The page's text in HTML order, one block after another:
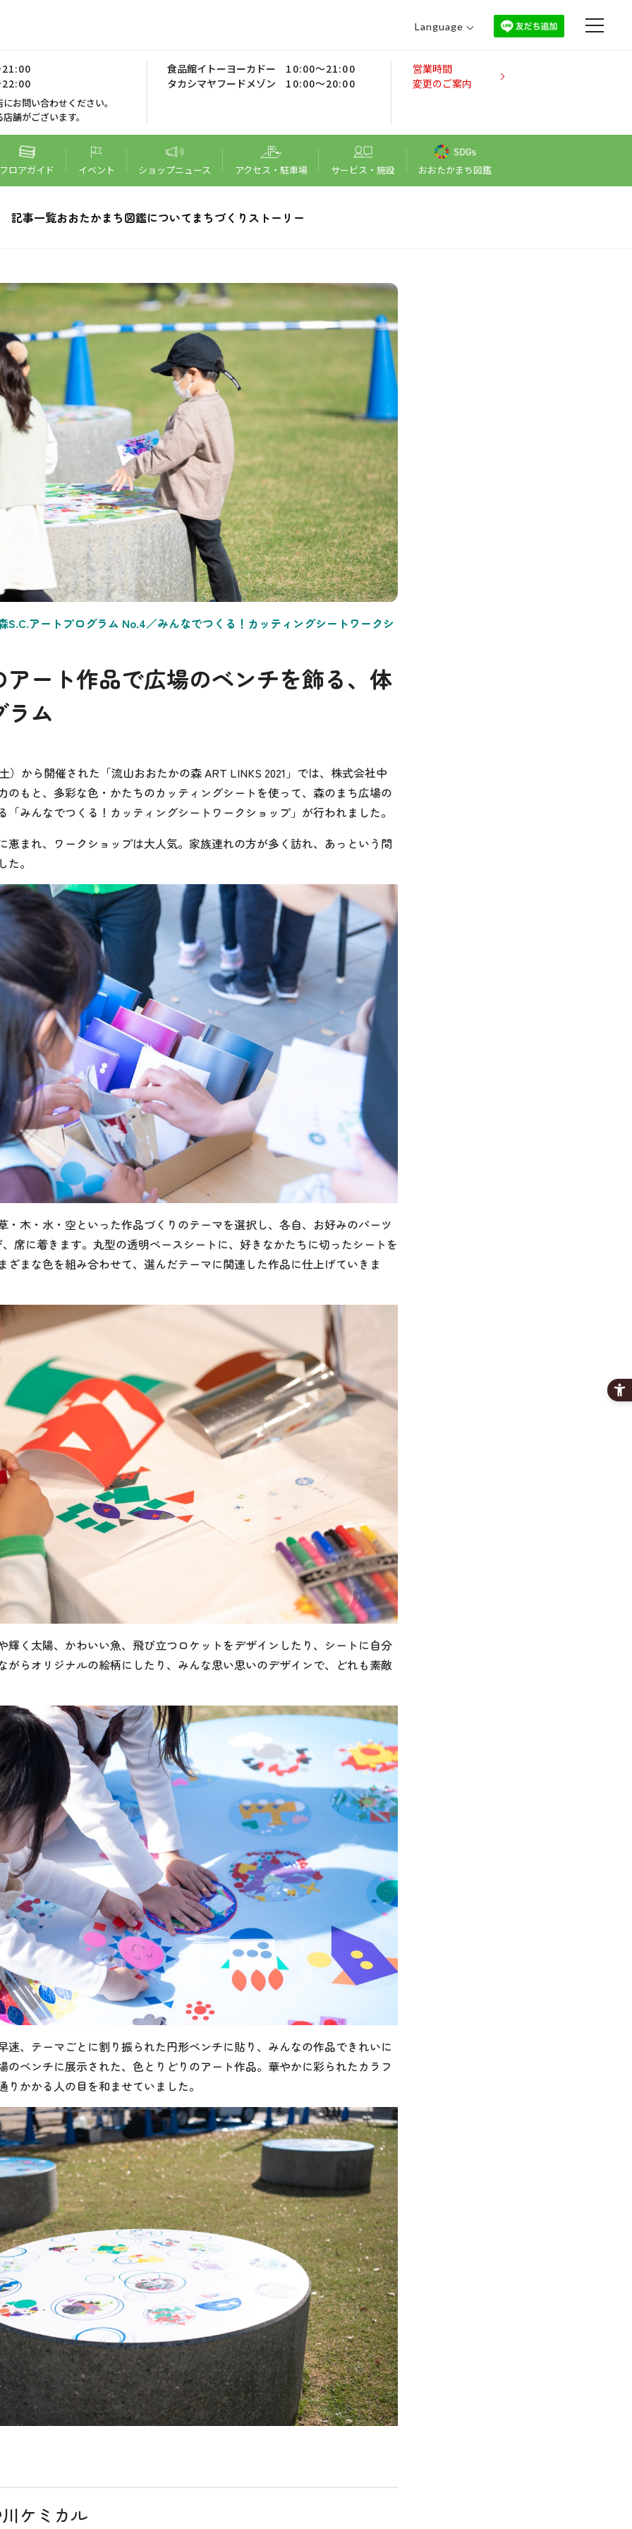
Language
English
中文（繁體）
한국어
お問い合わせください。
舗がございます。
食品館イトーヨーカドー
10:00～21:00
タカシマヤフードメゾン
10:00～20:00
営業時間
変更のご案内
フロアガイド イベント ショップニュース アクセス・ 駐車場 サービス・施設 おおたかまち図鑑
記事一覧おおたかまち図鑑について まちづくりストーリー
S.C.アートプログラム No.4／みんなでつくる！カッティングシートワークシ
アート作品で広場のベンチを飾る、体
ラム
）から開催された「流山おおたかの森 ART LINKS 2021」では、株式会社中
のもと、多彩な色・かたちのカッティングシートを使って、森のまち広場の
「みんなでつくる！カッティングシートワークショップ」が行われました。
恵まれ、ワークショップは大人気。家族連れの方が多く訪れ、あっという間
。
・木・水・空といった作品づくりのテーマを選択し、各自、お好みのパーツ
席に着きます。丸型の透明ベースシートに、好きなかたちに切ったシートを
ざまな色を組み合わせて、選んだテーマに関連した作品に仕上げていきま
輝く太陽、かわいい魚、飛び立つロケットをデザインしたり、シートに自分
がらオリジナルの絵柄にしたり、みんな思い思いのデザインで、どれも素敵
速、テーマごとに割り振られた円形ベンチに貼り、みんなの作品できれいに
のベンチに展示された、色とりどりのアート作品。華やかに彩られたカラフ
りかかる人の目を和ませていました。
ケミカル